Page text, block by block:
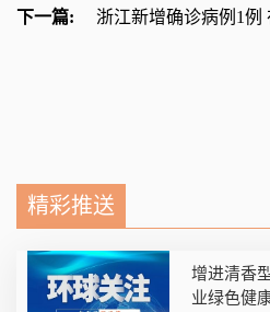
下一篇:
浙江新增确诊病例1例
精彩推送
增进清香
业绿色健